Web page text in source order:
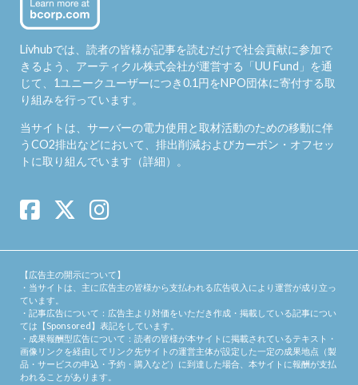
Livhubでは、読者の皆様が記事を読むだけで社会貢献に参加で
きるよう、アーティクル株式会社が運営する「UU Fund 」を通
じて、1ユニークユーザーにつき0.1円をNPO団体に寄付する取
り組みを行っています。
当サイトは、サーバーの電力使用と取材活動のための移動に伴
うCO2排出などにおいて、排出削減およびカーボン・オフセッ
トに取り組んでいます（詳細）。
【広告主の開示について】
・当サイトは、主に広告主の皆様から支払われる広告収入により運営が成り立っ
ています。
・記事広告について：広告主より対価をいただき作成・掲載している記事につい
ては【Sponsored】表記をしています。
・成果報酬型広告について：読者の皆様が本サイトに掲載されているテキスト・
画像リンクを経由してリンク先サイトの運営主体が設定した一定の成果地点（製
品・サービスの申込・予約・購入など）に到達した場合、本サイトに報酬が支払
われることがあります。